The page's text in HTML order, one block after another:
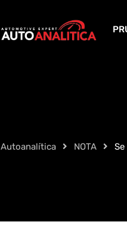
Autoanalítica NOTA